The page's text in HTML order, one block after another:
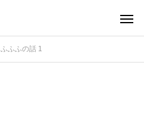
ふふふの話 1